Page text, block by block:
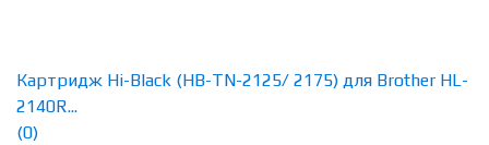
Картридж Hi-Black (HB-TN-2125/ 2175) для Brother HL-
2140R...
(0)